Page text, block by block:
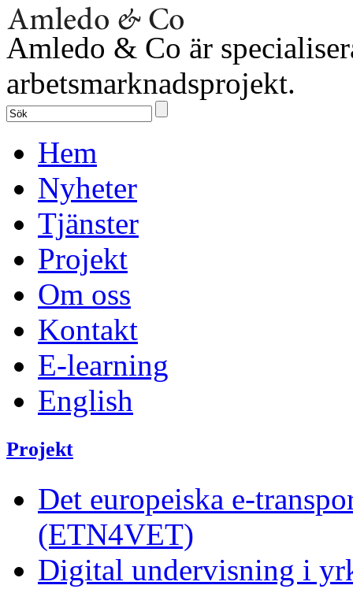
Amledo & Co är
arbetsmarknadsprojekt.
Hem
Nyheter
Tjänster
Projekt
Om oss
Kontakt
E-learning
English
Projekt
Det europeiska e-
(ETN4VET)
Digital undervisning i